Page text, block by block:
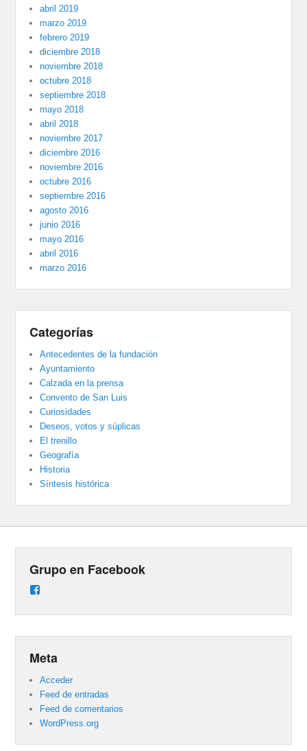
abril 2019
marzo 2019
febrero 2019
diciembre 2018
noviembre 2018
octubre 2018
septiembre 2018
mayo 2018
abril 2018
noviembre 2017
diciembre 2016
noviembre 2016
octubre 2016
septiembre 2016
agosto 2016
junio 2016
mayo 2016
abril 2016
marzo 2016
Categorías
Antecedentes de la fundación
Ayuntamiento
Calzada en la prensa
Convento de San Luis
Curiosidades
Deseos, votos y súplicas
El trenillo
Geografía
Historia
Síntesis histórica
Grupo en Facebook
Meta
Acceder
Feed de entradas
Feed de comentarios
WordPress.org